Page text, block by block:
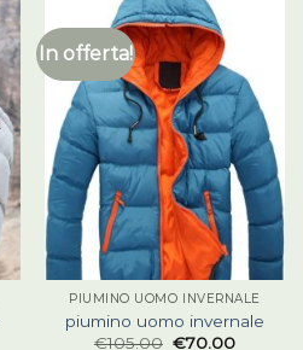
In offerta!
PIUMINO UOMO INVERNALE
piumino uomo invernale
€105.00 €70.00